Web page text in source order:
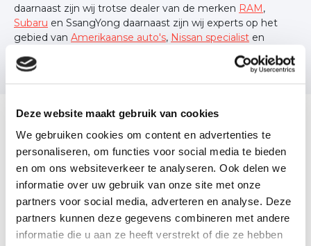
Deze website maakt gebruik van cookies
We gebruiken cookies om content en advertenties te
personaliseren, om functies voor social media te bieden
en om ons websiteverkeer te analyseren. Ook delen we
informatie over uw gebruik van onze site met onze
partners voor social media, adverteren en analyse. Deze
partners kunnen deze gegevens combineren met andere
informatie die u aan ze heeft verstrekt of die ze hebben
daarnaast zijn wij trotse dealer van de merken RAM,
Subaru en SsangYong daarnaast zijn wij experts op het
gebied van Amerikaanse auto's, Nissan specialist en
Mazda onderhoud inplannen
Plan eenvoudig online een werkplaatsafspraak om
onderhoud aan uw Mazda in Ericain te plannen en uit
te laten voeren.
Plan direct online een afspraak in